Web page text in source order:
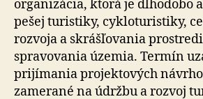
orga­ni­zá­cia, ktorá je dlho­dobo
pešej turistiky, cyklo­tu­ris­tiky,
rozvoja a skrášľo­va­nia
spravovania územia. Termín
prijímania projektových
zamerané na údržbu a rozvoj